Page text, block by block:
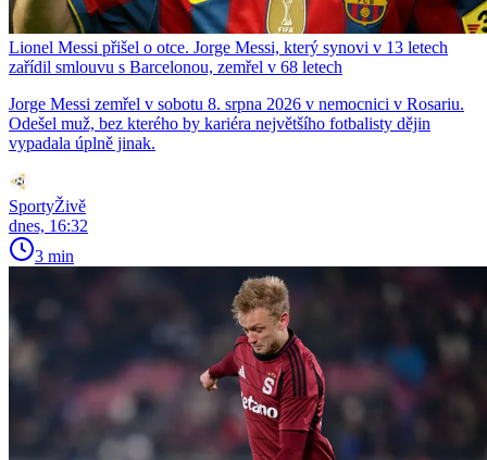
Lionel Messi přišel o otce. Jorge Messi, který synovi v 13 letech
zařídil smlouvu s Barcelonou, zemřel v 68 letech
Jorge Messi zemřel v sobotu 8. srpna 2026 v nemocnici v Rosariu.
Odešel muž, bez kterého by kariéra největšího fotbalisty dějin
vypadala úplně jinak.
SportyŽivě
dnes, 16:32
3 min